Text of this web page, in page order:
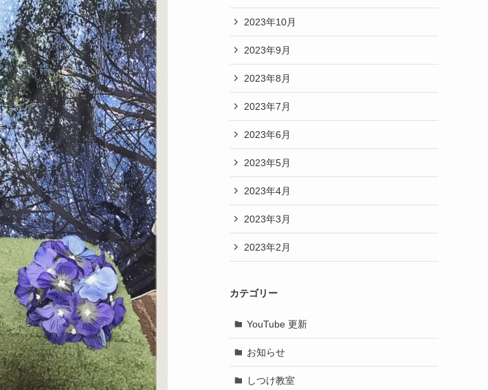
2023年10月
2023年9月
2023年8月
2023年7月
2023年6月
2023年5月
2023年4月
2023年3月
2023年2月
カテゴリー
YouTube 更新
お知らせ
しつけ教室